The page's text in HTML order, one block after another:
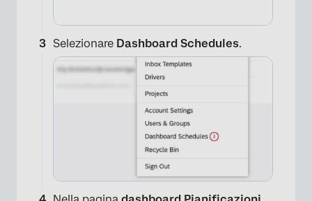
Selezionare Dashboard Schedules.